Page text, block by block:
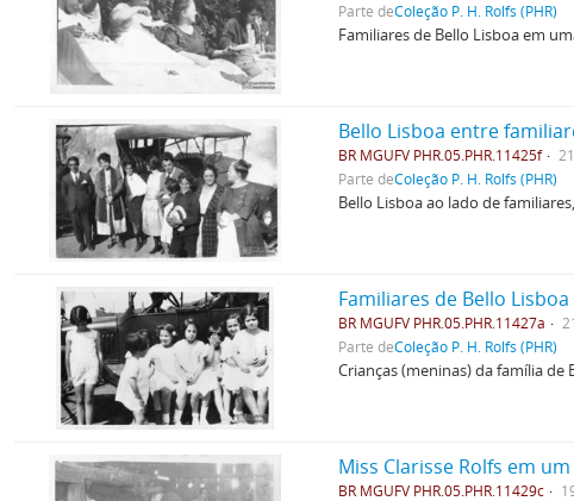
Parte deColeção P. H. Rolfs (PHR)
Familiares de Bello Lisboa em
Bello Lisboa entre
BR MGUFV PHR.05.PHR.11425f
Parte deColeção P. H. Rolfs (PHR)
Bello Lisboa ao lado de
Familiares de Bello Lisboa
BR MGUFV PHR.05.PHR.11427a
Parte deColeção P. H. Rolfs (PHR)
Crianças (meninas) da família de
Miss Clarisse Rolfs em
BR MGUFV PHR.05.PHR.11429c